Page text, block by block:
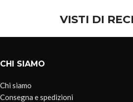
VISTI DI
CHI SIAMO
Chi siamo
Consegna e spedizioni